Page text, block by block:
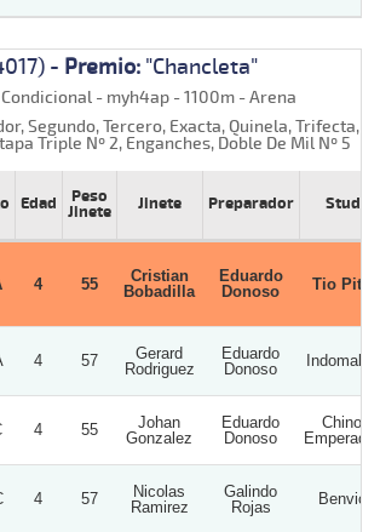
- Premio: "Chancleta"
- myh4ap - 1100m - Arena
Segundo, Tercero, Exacta, Quinela, Trifecta,
Triple Nº 2, Enganches, Doble De Mil Nº 5
Edad
Peso
Jinete
Jinete Preparador Stud
4 55
Cristian
Bobadilla
Eduardo
Donoso
Tio Pito
4 57
Gerard
Rodriguez
Eduardo
Donoso
Indomable
4 55
Johan
Gonzalez
Eduardo
Donoso
Chino
Emperador
4 57
Nicolas
Ramirez
Galindo
Rojas
Benvic